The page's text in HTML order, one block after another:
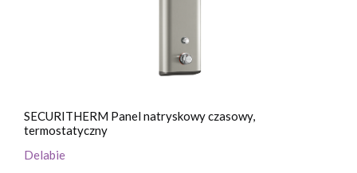
SECURITHERM Panel natryskowy czasowy,
termostatyczny
Delabie